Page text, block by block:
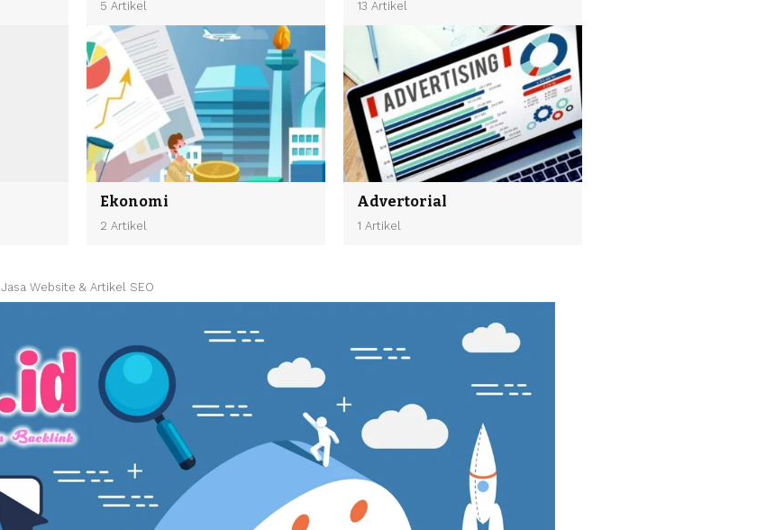
5 Artikel 13 Artikel
Ekonomi
2 Artikel
Advertorial
1 Artikel
Jasa Website & Artikel SEO